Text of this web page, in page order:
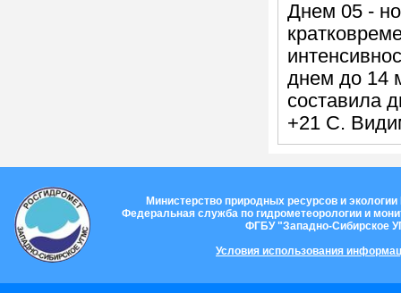
Днем 05 -
днем до 14
составила
+21 С.
Министерство природных ресурсов и
Федеральная служба по гидрометеорологии и
ФГБУ "Западно-Сибирское
Условия использования